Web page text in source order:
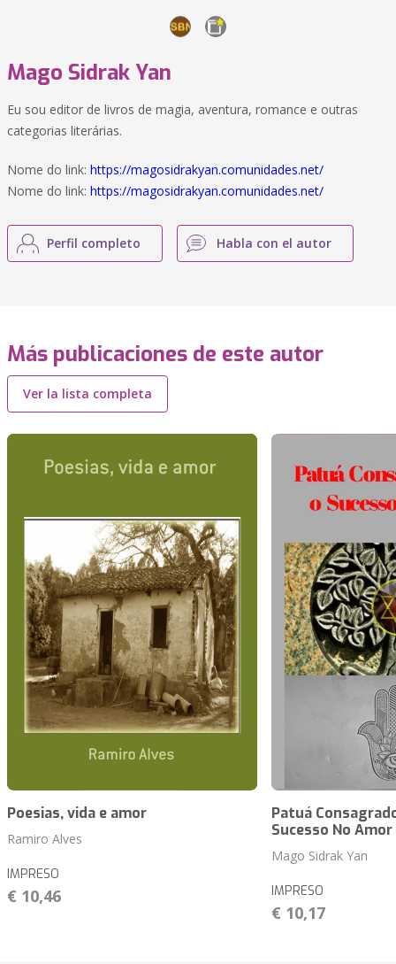
Mago Sidrak Yan
Eu sou editor de livros de magia, aventura, romance e outras
categorias literárias.
Nome do link: https://magosidrakyan.comunidades.net/
Nome do link: https://magosidrakyan.comunidades.net/
Perfil completo Habla con el autor
Más publicaciones de este autor
Ver la lista completa
Poesias, vida e amor
Ramiro Alves
IMPRESO
€ 10,46
Patuá
Sucesso No Amor
Mago Sidrak Yan
IMPRESO
€ 10,17